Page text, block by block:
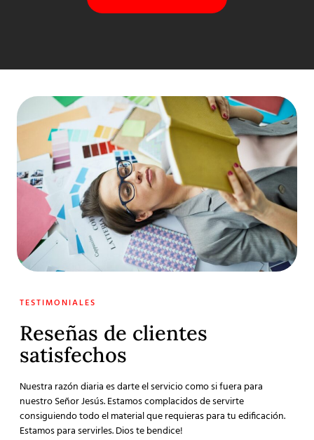
TESTIMONIALES
Reseñas de clientes
satisfechos
Nuestra razón diaria es darte el servicio como si fuera para
nuestro Señor Jesús. Estamos complacidos de servirte
consiguiendo todo el material que requieras para tu edificación.
Estamos para servirles. Dios te bendice!